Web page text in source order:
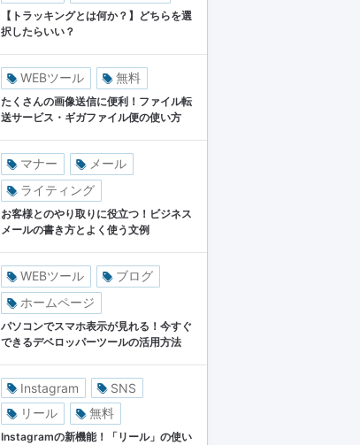
【トラッキングとは何か？】どちらを選
択したらいい？
WEBツール 無料
たくさんの画像送信に便利！ファイル転
送サービス・ギガファイル便の使い方
マナー
メール
ライティング
お客様とのやり取りに役立つ！ビジネス
メールの書き方とよく使う文例
WEBツール
ブログ
ホームページ
パソコンでスマホ表示が見れる！今すぐ
できるデベロッパーツールの活用方法
Instagram
SNS
リール
無料
Instagramの新機能！「リール」の使い